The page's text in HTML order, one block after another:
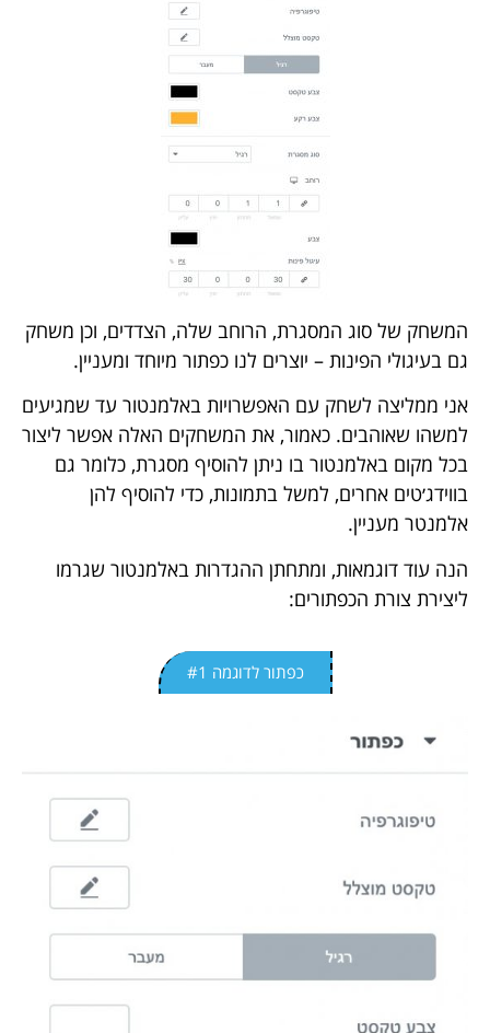
המשחק של סוג המסגרת, הרוחב שלה, הצדדים, וכן משחק
גם בעיגולי הפינות – יוצרים לנו כפתור מיוחד ומעניין.
אני ממליצה לשחק עם האפשרויות באלמנטור עד שמגיעים
למשהו שאוהבים. כאמור, את המשחקים האלה אפשר ליצור
בכל מקום באלמנטור בו ניתן להוסיף מסגרת, כלומר גם
בווידג׳טים אחרים, למשל בתמונות, כדי להוסיף להן
אלמנטר מעניין.
הנה עוד דוגמאות, ומתחתן ההגדרות באלמנטור שגרמו
ליצירת צורת הכפתורים:
כפתור לדוגמה #1